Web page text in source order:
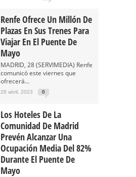
Renfe Ofrece Un Millón De
Plazas En Sus Trenes Para
Viajar En El Puente De
Mayo
MADRID, 28 (SERVIMEDIA) Renfe
comunicó este viernes que
ofrecerá...
28 abril, 2023 0
Los Hoteles De La
Comunidad De Madrid
Prevén Alcanzar Una
Ocupación Media Del 82%
Durante El Puente De
Mayo